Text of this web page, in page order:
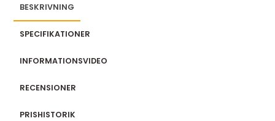
a
BESKRIVNING
SPECIFIKATIONER
INFORMATIONSVIDEO
RECENSIONER
PRISHISTORIK